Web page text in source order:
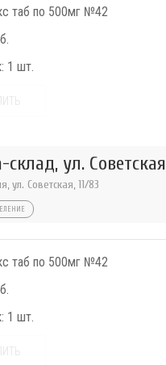
таб по 500мг №42
1 шт.
склад, ул. Советская
ул. Советская, 11/83
таб по 500мг №42
1 шт.